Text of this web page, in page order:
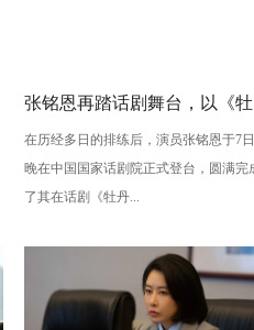
张铭恩再踏话剧舞台，以《牡
丹亭上三生路》续写古典深
情，全新演绎“柳梦梅”至情至
在历经多日的排练后，演员张铭恩于7日
晚在中国国家话剧院正式登台，圆满完
了其在话剧《牡丹...